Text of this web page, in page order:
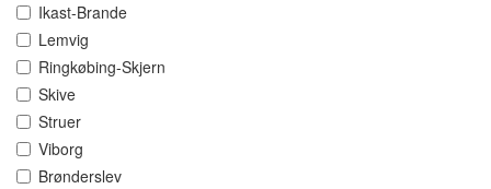
Ikast-Brande
Lemvig
Ringkøbing-Skjern
Skive
Struer
Viborg
Brønderslev